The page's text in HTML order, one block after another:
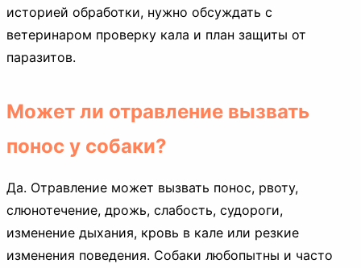
историей обработки, нужно обсуждать с
ветеринаром проверку кала и план защиты от
паразитов.
Может ли отравление вызвать
понос у собаки?
Да. Отравление может вызвать понос, рвоту,
слюнотечение, дрожь, слабость, судороги,
изменение дыхания, кровь в кале или резкие
изменения поведения. Собаки любопытны и часто